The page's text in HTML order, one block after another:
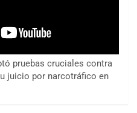
pruebas cruciales contra
juicio por narcotráfico en